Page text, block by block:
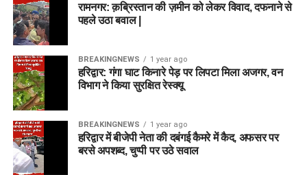
रामनगर: क़ब्रिस्तान की ज़मीन को लेकर विवाद, दफनाने से
पहले उठा बवाल |
BREAKINGNEWS 1 year ago
हरिद्वार: गंगा घाट किनारे पेड़ पर लिपटा मिला अजगर, वन
विभाग ने किया सुरक्षित रेस्क्यू
BREAKINGNEWS 1 year ago
हरिद्वार में बीजेपी नेता की दबंगई कैमरे में कैद, अफसर पर
बरसे अपशब्द, चुप्पी पर उठे सवाल